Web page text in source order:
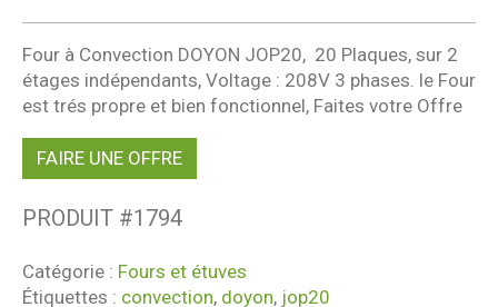
Four à Convection DOYON JOP20, 20 Plaques, sur 2
étages indépendants, Voltage : 208V 3 phases. le Four
est trés propre et bien fonctionnel, Faites votre Offre
FAIRE UNE OFFRE
PRODUIT #1794
Catégorie : Fours et étuves
Étiquettes : convection, doyon, jop20